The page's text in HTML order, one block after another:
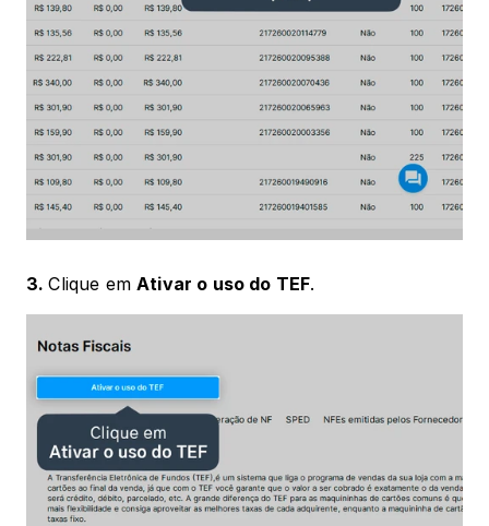
3. Clique em Ativar o uso do TEF.